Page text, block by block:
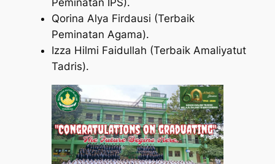
​Qorina Alya Firdausi (Terbaik
Peminatan Agama).
Izza Hilmi Faidullah (Terbaik Amaliyatut
Tadris).